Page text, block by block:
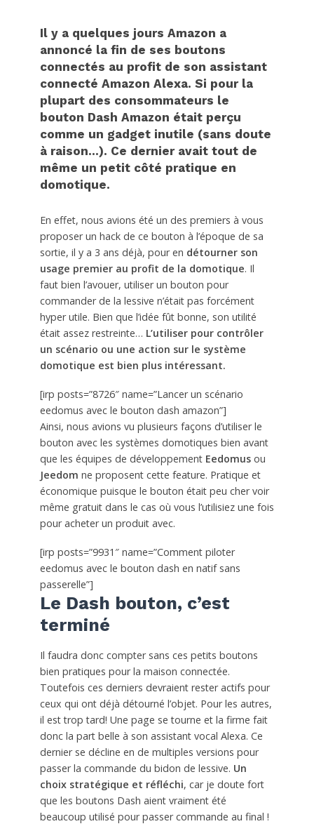
Il y a quelques jours Amazon a
annoncé la fin de ses boutons
connectés au profit de son assistant
connecté Amazon Alexa. Si pour la
plupart des consommateurs le
bouton Dash Amazon était perçu
comme un gadget inutile (sans doute
à raison...). Ce dernier avait tout de
même un petit côté pratique en
domotique.
En effet, nous avions été un des premiers à vous
proposer un hack de ce bouton à l’époque de sa
sortie, il y a 3 ans déjà, pour en détourner son
usage premier au profit de la domotique. Il
faut bien l’avouer, utiliser un bouton pour
commander de la lessive n’était pas forcément
hyper utile. Bien que l’idée fût bonne, son utilité
était assez restreinte… L’utiliser pour contrôler
un scénario ou une action sur le système
domotique est bien plus intéressant.
[irp posts=”8726″ name=”Lancer un scénario
eedomus avec le bouton dash amazon”]
Ainsi, nous avions vu plusieurs façons d’utiliser le
bouton avec les systèmes domotiques bien avant
que les équipes de développement Eedomusou
Jeedom ne proposent cette feature. Pratique et
économique puisque le bouton était peu cher voir
même gratuit dans le cas où vous l’utilisiez une fois
pour acheter un produit avec.
[irp posts=”9931″ name=”Comment piloter
eedomus avec le bouton dash en natif sans
passerelle”]
Le Dash bouton, c’est
terminé
Il faudra donc compter sans ces petits boutons
bien pratiques pour la maison connectée.
Toutefois ces derniers devraient rester actifs pour
ceux qui ont déjà détourné l’objet. Pour les autres,
il est trop tard! Une page se tourne et la firme fait
donc la part belle à son assistant vocal Alexa. Ce
dernier se décline en de multiples versions pour
passer la commande du bidon de lessive. Un
choix stratégique et réfléchi, car je doute fort
que les boutons Dash aient vraiment été
beaucoup utilisé pour passer commande au final !